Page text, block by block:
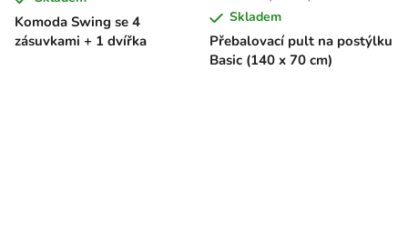
Komoda Swing se 4
zásuvkami + 1 dvířka
Přebalovací pult na postýlku
Basic (140 x 70 cm)
Skladem